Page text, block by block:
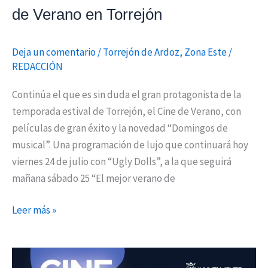
de Verano en Torrejón
Deja un comentario/Torrejón de Ardoz, Zona Este/
REDACCIÓN
Continúa el que es sin duda el gran protagonista de la
temporada estival de Torrejón, el Cine de Verano, con
películas de gran éxito y la novedad “Domingos de
musical”. Una programación de lujo que continuará hoy
viernes 24 de julio con “Ugly Dolls”, a la que seguirá
mañana sábado 25 “El mejor verano de
Leer más »